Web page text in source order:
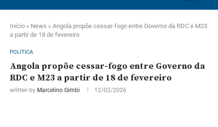
Início » News » Angola propõe cessar-fogo entre Governo da RDC e M23
a partir de 18 de fevereiro
POLÍTICA
Angola propõe cessar-fogo entre Governo da
RDC e M23 a partir de 18 de fevereiro
written by Marcelino Gimbi 12/02/2026